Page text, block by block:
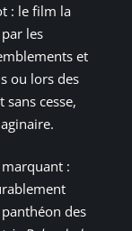
: le film la
les
et
ou lors des
cesse,
:
des